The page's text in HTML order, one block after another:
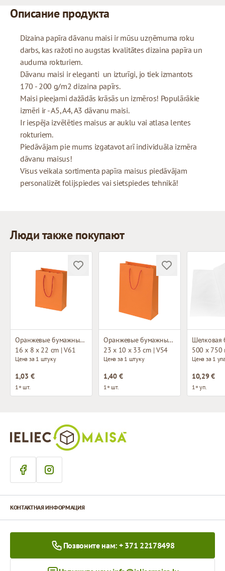
Описание продукта
Dizaina papīra dāvanu maisi ir mūsu uzņēmuma roku
darbs, kas ražoti no augstas kvalitātes dizaina papīra un
auduma rokturiem.
Dāvanu maisi ir eleganti un izturīgi, jo tiek izmantots
170 - 200 g/m2 dizaina papīrs.
Maisi pieejami dažādās krāsās un izmēros! Populārākie
izmēri ir - A5, A4, A3 dāvanu maisi.
Ir iespēja izvēlēties maisus ar auklu vai atlasa lentes
rokturiem.
Piedāvājam pie mums izgatavot arī individuāla izmēra
dāvanu maisus!
Visus veikala sortimenta papīra maisus piedāvājam
personalizēt folijspiedes vai sietspiedes tehnikā!
Люди также покупают
Оранжевые бумажные пакеты с тканевыми ручками
16 x 8 x 22 cm | V61
Цена за 1 штуку
1,03 €
1+ шт.
Оранжевые бумажные пакеты с тканевыми ручками
23 x 10 x 33 cm | V54
Цена за 1 штуку
1,40 €
1+ шт.
Шелковая
500 x 750
Цена за 1
10,29 €
1+ уп.
КОНТАКТНАЯ ИНФОРМАЦИЯ
Позвоните нам: + 371 22178498